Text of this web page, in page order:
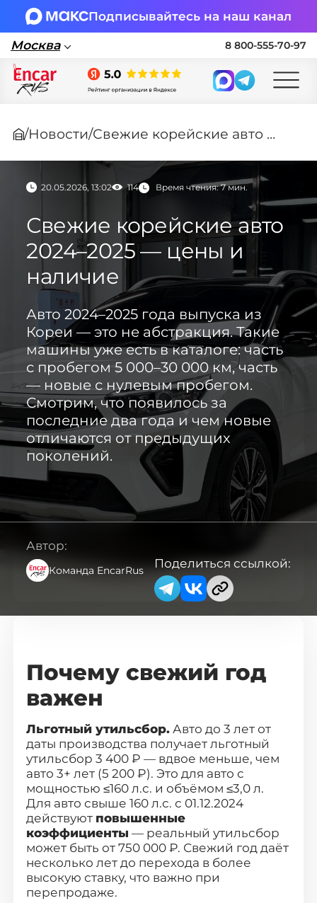
Подписывайтесь на наш канал
Москва
8 800-555-70-97
Поставка автомобилей в Россию по
параллельному импорту
Заполните форму, подберем нужные
варианты авто и свяжемся с вами
Оставить заявку на подбор авто
Каталог авто с Encar
Авто с аукциона AutoHub
Мотоциклы из Кореи
✅ Авто в наличии в Москве
Авто из Китая ↗
Отзывы о нас
Как заказать авто
Авто до 160 л.с.
Ставки утильсбора
Кредит
Контакты
8 800-555-70-97
/Новости/ Свежие корейские авто 2024–2025 — цены и наличие
20.05.2026, 13:02 114 Время чтения: 7 мин.
Свежие корейские авто
2024–2025 — цены и
наличие
Авто 2024–2025 года выпуска из
Кореи — это не абстракция. Такие
машины уже есть в каталоге: часть
с пробегом 5 000–30 000 км, часть
— новые с нулевым пробегом.
Смотрим, что появилось за
последние два года и чем новые
отличаются от предыдущих
поколений.
Поделиться ссылкой:
Автор:
Команда EncarRus
Почему свежий год
важен
Льготный утильсбор.Авто до 3 лет от
даты производства получает льготный
утильсбор 3 400 ₽ — вдвое меньше, чем
авто 3+ лет (5 200 ₽). Это для авто с
мощностью ≤160 л.с. и объёмом ≤3,0 л.
Для авто свыше 160 л.с. с 01.12.2024
действуют повышенные
коэффициенты — реальный утильсбор
может быть от 750 000 ₽. Свежий год даёт
несколько лет до перехода в более
высокую ставку, что важно при
перепродаже.